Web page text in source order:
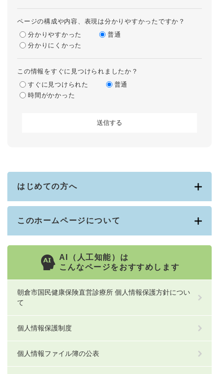
ページの構成や内容、表現は分かりやすかったですか？
分かりやすかった
普通
分かりにくかった
この情報をすぐに見つけられましたか？
すぐに見つけられた
普通
時間がかかった
はじめての方へ
このホームページについて
AI（人工知能）は
こんなページをおすすめします
朝倉市国民健康保険直営診療所 個人情報保護方針につい
て
個人情報保護制度
個人情報ファイル簿の公表